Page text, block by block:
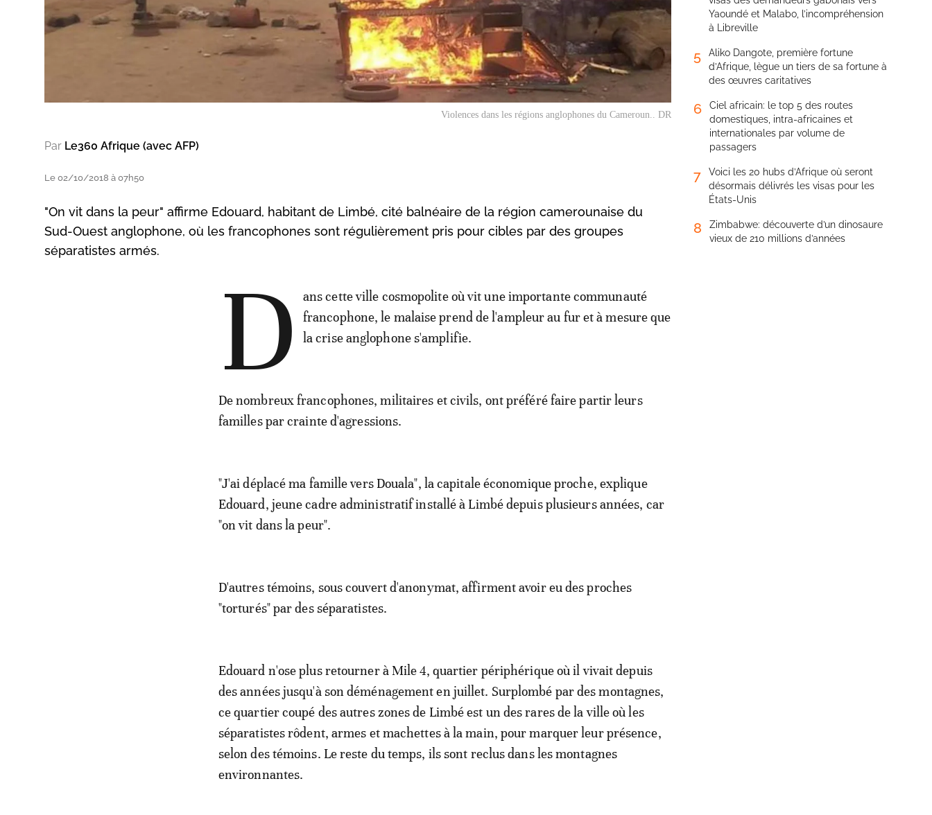
Violences dans les régions anglophones du Cameroun.. DR
Par Le360 Afrique (avec AFP)
Le 02/10/2018 à 07h50
"On vit dans la peur" affirme Edouard, habitant de Limbé, cité balnéaire de la région camerounaise du
Sud-Ouest anglophone, où les francophones sont régulièrement pris pour cibles par des groupes
séparatistes armés.
D
ans cette ville cosmopolite où vit une importante communauté
francophone, le malaise prend de l'ampleur au fur et à mesure que
la crise anglophone s'amplifie.
De nombreux francophones, militaires et civils, ont préféré faire partir leurs
familles par crainte d'agressions.
"J'ai déplacé ma famille vers Douala", la capitale économique proche, explique
Edouard, jeune cadre administratif installé à Limbé depuis plusieurs années, car
"on vit dans la peur".
D'autres témoins, sous couvert d'anonymat, affirment avoir eu des proches
"torturés" par des séparatistes.
Edouard n'ose plus retourner à Mile 4, quartier périphérique où il vivait depuis
des années jusqu'à son déménagement en juillet. Surplombé par des montagnes,
ce quartier coupé des autres zones de Limbé est un des rares de la ville où les
séparatistes rôdent, armes et machettes à la main, pour marquer leur présence,
selon des témoins. Le reste du temps, ils sont reclus dans les montagnes
environnantes.
Yaoundé et Malabo, l’incompréhension
à Libreville
5
Aliko Dangote, première fortune
d’Afrique, lègue un tiers de sa fortune à
des œuvres caritatives
6
Ciel africain: le top 5 des routes
domestiques, intra-africaines et
internationales par volume de
passagers
7
Voici les 20 hubs d’Afrique où seront
désormais délivrés les visas pour les
États-Unis
8
Zimbabwe: découverte d’un dinosaure
vieux de 210 millions d’années